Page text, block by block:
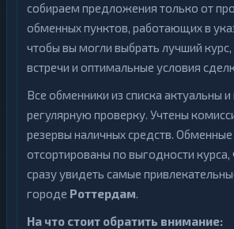
собираем предложения только от
обменных пунктов, работающих в
чтобы вы могли выбрать лучший
встречи и оптимальные условия
Все обменники из списка актуальны
регулярную проверку. Учтены
резервы наличных средств.
отсортированы по выгодности
сразу увидеть самые
городе Роттердам.
На что стоит обратить внимание: